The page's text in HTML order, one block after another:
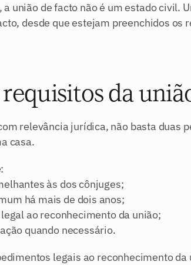
união de facto não é um estado civil.
desde que estejam preenchidos os
requisitos da
relevância jurídica, não basta duas
casa.
às dos cônjuges;
há mais de dois anos;
ao reconhecimento da união;
quando necessário.
legais ao reconhecimento